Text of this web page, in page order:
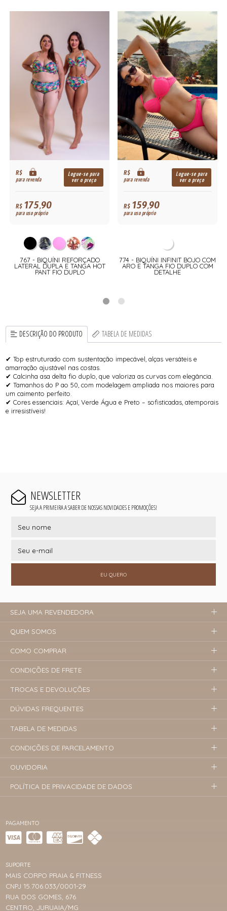
R$
para revenda
Logue-se para
ver o preço
R$175,90
para uso próprio
767 - BIQUÍNI REFORÇADO
LATERAL DUPLA E TANGA HOT
PANT FIO DUPLO
R$
para revenda
Logue-se para
ver o preço
R$159,90
para uso próprio
774 - BIQUÍNI INFINIT BOJO COM
ARO E TANGA FIO DUPLO COM
DETALHE
DESCRIÇÃO DO PRODUTO TABELA DE MEDIDAS
✔ Top estruturado com sustentação impecável, alças versáteis e
amarração ajustável nas costas.
✔ Calcinha asa delta fio duplo, que valoriza as curvas com elegância.
✔ Tamanhos do P ao 50, com modelagem ampliada nos maiores para
um caimento perfeito.
✔ Cores essenciais: Açaí, Verde Água e Preto – sofisticadas, atemporais
e irresistíveis!
NEWSLETTER
SEJA A PRIMEIRA A SABER DE NOSSAS NOVIDADES E PROMOÇÕES!
EU QUERO
PAGAMENTO
SUPORTE
MAIS CORPO PRAIA & FITNESS
CNPJ 15.706.033/0001-29
RUA DOS GOMES, 676
CENTRO, JURUAIA/MG
SEJA UMA REVENDEDORA
QUEM SOMOS
COMO COMPRAR
CONDIÇÕES DE FRETE
TROCAS E DEVOLUÇÕES
DÚVIDAS FREQUENTES
TABELA DE MEDIDAS
CONDIÇÕES DE PARCELAMENTO
OUVIDORIA
POLÍTICA DE PRIVACIDADE DE DADOS